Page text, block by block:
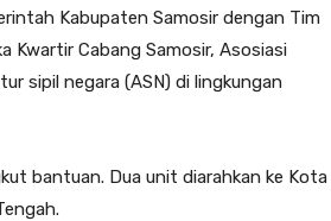
Kabupaten Samosir dengan Tim
Kwartir Cabang Samosir, Asosiasi
sipil negara (ASN) di lingkungan
bantuan. Dua unit diarahkan ke Kota